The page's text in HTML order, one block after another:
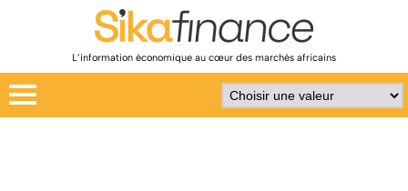
L’information économique au cœur des marchés africains